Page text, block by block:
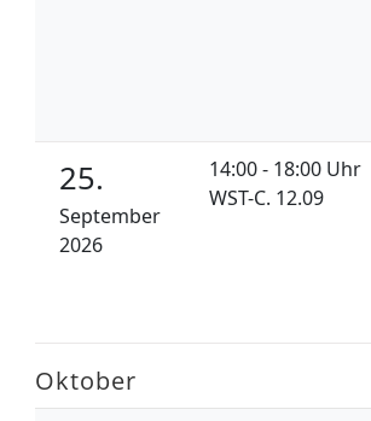
25.
September
2026
14:00 - 18:00 Uhr
WST-C. 12.09
Oktober